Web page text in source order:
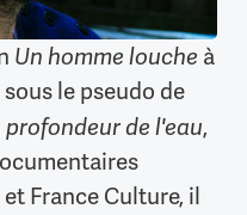
Un homme louche à
le pseudo de
profondeur de l'eau,
France Culture, il